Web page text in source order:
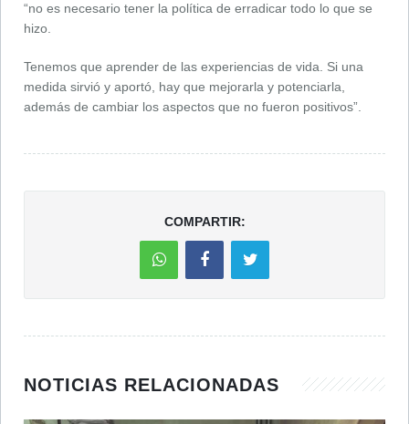
“no es necesario tener la política de erradicar todo lo que se
hizo.
Tenemos que aprender de las experiencias de vida. Si una
medida sirvió y aportó, hay que mejorarla y potenciarla,
además de cambiar los aspectos que no fueron positivos”.
COMPARTIR:
NOTICIAS RELACIONADAS